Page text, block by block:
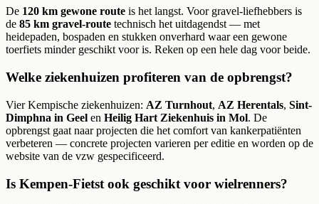
De 120 km gewone route is het langst. Voor gravel-liefhebbers is
de 85 km gravel-route technisch het uitdagendst — met
heidepaden, bospaden en stukken onverhard waar een gewone
toerfiets minder geschikt voor is. Reken op een hele dag voor beide.
Welke ziekenhuizen profiteren van de opbrengst?
Vier Kempische ziekenhuizen: AZ Turnhout, AZ Herentals, Sint-
Dimphna in Geel en Heilig Hart Ziekenhuis in Mol. De
opbrengst gaat naar projecten die het comfort van kankerpatiënten
verbeteren — concrete projecten varieren per editie en worden op de
website van de vzw gespecificeerd.
Is Kempen-Fietst ook geschikt voor wielrenners?